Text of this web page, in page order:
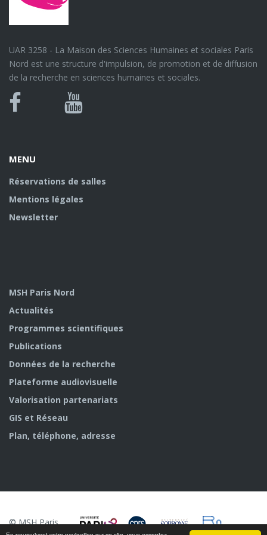
UAR 3258 - La Maison des Sciences Humaines et sociales Paris
Nord est une structure d'impulsion, de promotion et de diffusion
de la recherche en sciences humaines et sociales.
Bluesky
Canal
MENU
Réservations de salles
Mentions légales
Newsletter
MSH Paris Nord
Actualités
Programmes scientifiques
Publications
Données de la recherche
Plateforme audiovisuelle
Valorisation partenariats
GIS et Réseau
Plan, téléphone, adresse
© MSH Paris